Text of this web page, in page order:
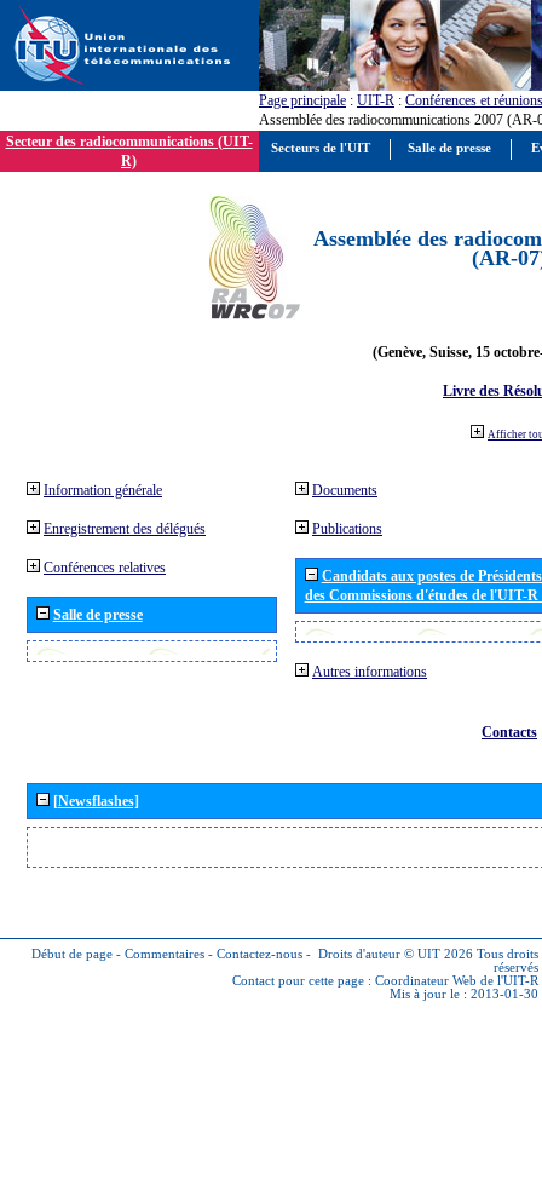
Page principale : UIT-R : Conférences et réunions
Assemblée des radiocommunications 2007 (AR-
Secteur des radiocommunications (UIT-
R)
Assemblée des
(AR-
(Genève, Suisse, 15
Livre des
Afficher
Information générale
Enregistrement des délégués
Conférences relatives
Salle de presse
Documents
Publications
Candidats aux postes de
des Commissions d'études de l'UIT-
Autres informations
Contacts
[Newsflashes]
Début de page - Commentaires - Contactez-nous - Droits d'auteur © UIT 2026 Tous droits
réservés
Contact pour cette page : Coordinateur Web de l'UIT-R
Mis à jour le : 2013-01-30
Secteurs de l'UIT Salle de presse